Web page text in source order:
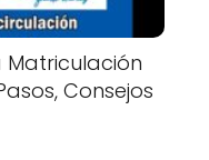
Consejos